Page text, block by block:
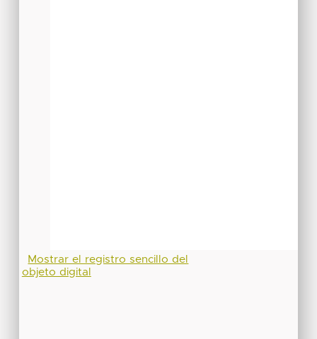
Mostrar el registro sencillo del
objeto digital